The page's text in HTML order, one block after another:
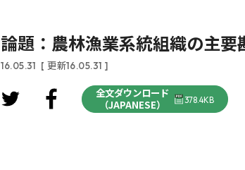
論題：農林漁業系統組織の主要
16.05.31 [ 更新16.05.31 ]
全文ダウンロード
（JAPANESE）
378.4KB